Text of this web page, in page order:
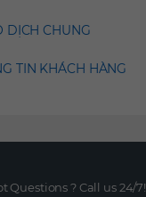
DỊCH CHUNG
TIN KHÁCH HÀNG
Questions ? Call us 24/7!